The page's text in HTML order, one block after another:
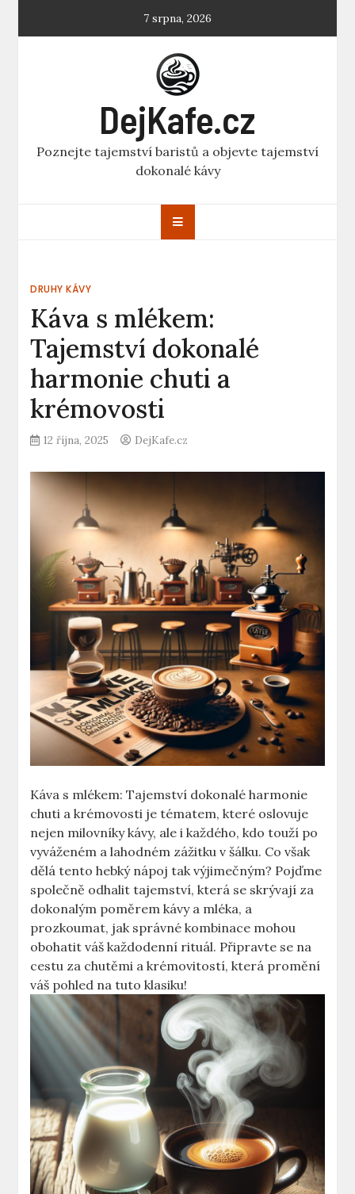
7 srpna, 2026
DejKafe.cz
Poznejte tajemství baristů a objevte tajemství
dokonalé kávy
DRUHY KÁVY
Káva s mlékem:
Tajemství dokonalé
harmonie chuti a
krémovosti
12 října, 2025 DejKafe.cz
Káva s mlékem: Tajemství dokonalé harmonie
chuti a krémovosti je tématem, které oslovuje
nejen milovníky kávy, ale i každého, kdo touží po
vyváženém a lahodném zážitku v šálku. Co však
dělá tento hebký nápoj tak výjimečným? Pojďme
společně odhalit tajemství, která se skrývají za
dokonalým poměrem kávy a mléka, a
prozkoumat, jak správné kombinace mohou
obohatit váš každodenní rituál. Připravte se na
cestu za chutěmi a krémovitostí, která promění
váš pohled na tuto klasiku!